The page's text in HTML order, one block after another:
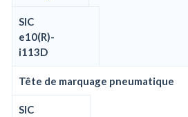
SIC
e10(R)-
i113D
Tête de marquage pneumatique
SIC